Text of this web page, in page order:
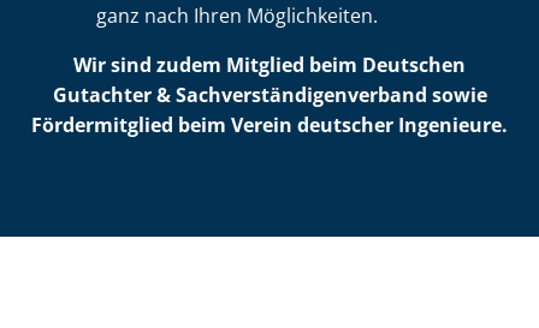
ganz nach Ihren Möglichkeiten.
Wir sind zudem Mitglied beim Deutschen
Gutachter & Sach­ver­stän­di­gen­ver­band sowie
Fördermitglied beim Verein deutscher Ingenieure.